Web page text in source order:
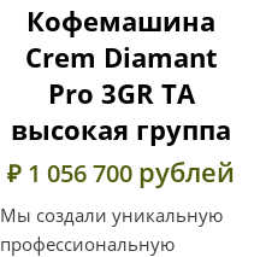
Кофемашина
Crem Diamant
Pro 3GR TA
высокая группа
₽ 1 056 700 рублей
Мы создали уникальную
профессиональную